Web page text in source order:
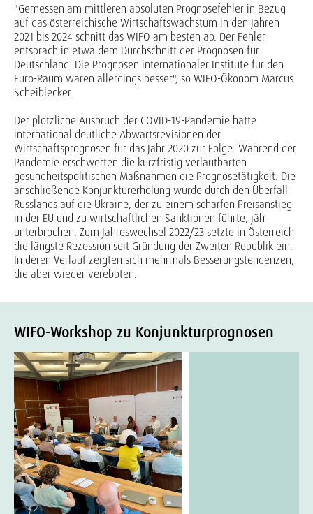
"Gemessen am mittleren absoluten Prognosefehler in Bezug
auf das österreichische Wirtschaftswachstum in den Jahren
2021 bis 2024 schnitt das WIFO am besten ab. Der Fehler
entsprach in etwa dem Durchschnitt der Prognosen für
Deutschland. Die Prognosen internationaler Institute für den
Euro-Raum waren allerdings besser", so WIFO-Ökonom Marcus
Scheiblecker.
Der plötzliche Ausbruch der COVID-19-Pandemie hatte
international deutliche Abwärtsrevisionen der
Wirtschaftsprognosen für das Jahr 2020 zur Folge. Während der
Pandemie erschwerten die kurzfristig verlautbarten
gesundheitspolitischen Maßnahmen die Prognosetätigkeit. Die
anschließende Konjunkturerholung wurde durch den Überfall
Russlands auf die Ukraine, der zu einem scharfen Preisanstieg
in der EU und zu wirtschaftlichen Sanktionen führte, jäh
unterbrochen. Zum Jahreswechsel 2022/23 setzte in Österreich
die längste Rezession seit Gründung der Zweiten Republik ein.
In deren Verlauf zeigten sich mehrmals Besserungstendenzen,
die aber wieder verebbten.
WIFO-Workshop zu Konjunkturprognosen